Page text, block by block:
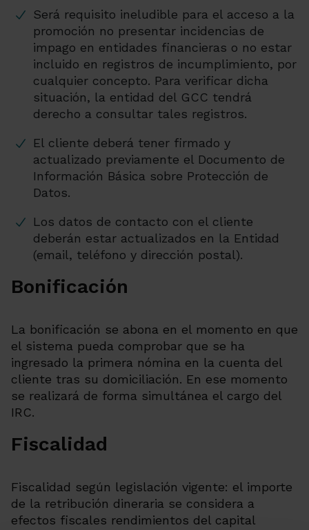
Será requisito ineludible para el acceso a la
promoción no presentar incidencias de
impago en entidades financieras o no estar
incluido en registros de incumplimiento, por
cualquier concepto. Para verificar dicha
situación, la entidad del GCC tendrá
derecho a consultar tales registros.
El cliente deberá tener firmado y
actualizado previamente el Documento de
Información Básica sobre Protección de
Datos.
Los datos de contacto con el cliente
deberán estar actualizados en la Entidad
(email, teléfono y dirección postal).
Bonificación
La bonificación se abona en el momento en que
el sistema pueda comprobar que se ha
ingresado la primera nómina en la cuenta del
cliente tras su domiciliación. En ese momento
se realizará de forma simultánea el cargo del
IRC.
Fiscalidad
Fiscalidad según legislación vigente: el importe
de la retribución dineraria se considera a
efectos fiscales rendimientos del capital